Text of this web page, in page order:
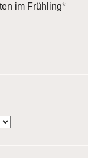
im Frühling*